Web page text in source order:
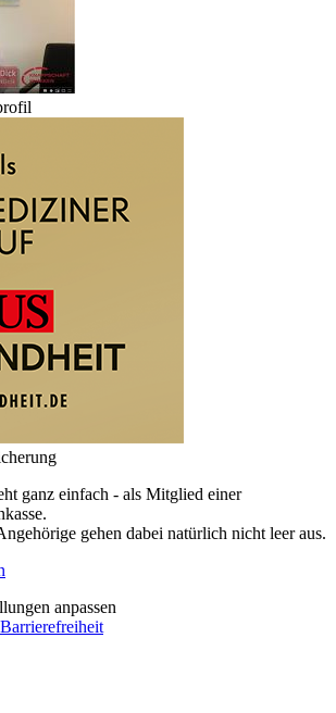
ganz einfach - als Mitglied einer
gehen dabei natürlich nicht leer aus.
anpassen